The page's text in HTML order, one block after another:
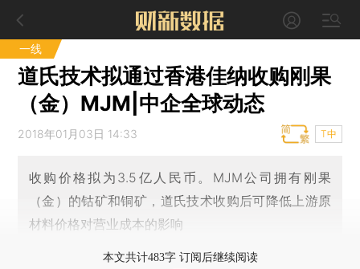
一线
道氏技术拟通过香港佳纳收购刚果
（金）MJM|中企全球动态
2018年01月03日 14:33 T中
收购价格拟为3.5亿人民币。MJM公司拥有刚果
（金）的钴矿和铜矿，道氏技术收购后可降低上游原
材料价格对营业成本的影响
本文共计483字 订阅后继续阅读